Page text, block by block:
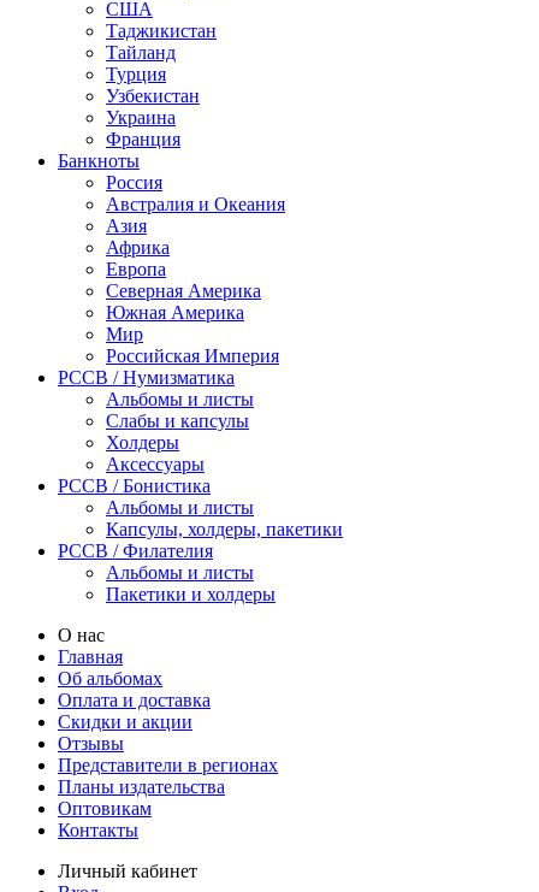
США
Таджикистан
Тайланд
Турция
Узбекистан
Украина
Франция
Банкноты
Россия
Австралия и Океания
Азия
Африка
Европа
Северная Америка
Южная Америка
Мир
Российская Империя
PCCB / Нумизматика
Альбомы и листы
Слабы и капсулы
Холдеры
Аксессуары
PCCB / Бонистика
Альбомы и листы
Капсулы, холдеры, пакетики
PCCB / Филателия
Альбомы и листы
Пакетики и холдеры
О нас
Главная
Об альбомах
Оплата и доставка
Скидки и акции
Отзывы
Представители в регионах
Планы издательства
Оптовикам
Контакты
Личный кабинет